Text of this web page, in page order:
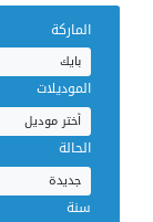
الماركة
بايك
الموديلات
أختر موديل
الحالة
جديدة
سنة